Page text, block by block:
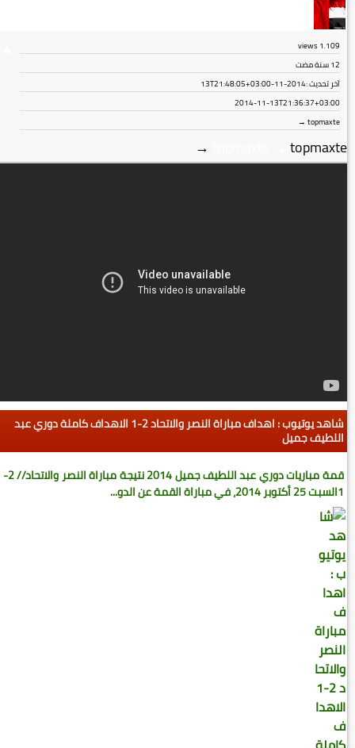
1٬109
12 سنة مضت
آخر تحديث :2014-11-13T21:48:05+03:00
2014-11-13T21:36:37+03:00
topmaxte →
topmaxte
→
شاهد يوتيوب : اهداف مباراة النصر والاتحاد 2-1 الاهداف كاملة دوري عبد
اللطيف جميل
قمة مباريات دوري عبد اللطيف جميل 2014 نتيجة مباراة النصر والاتحاد // 2-
1السبت 25 أكتوبر 2014، في مباراة القمة عن الدو...